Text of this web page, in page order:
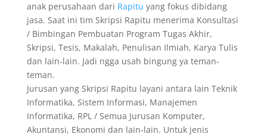
anak perusahaan dari Rapitu yang fokus dibidang
jasa. Saat ini tim Skripsi Rapitu menerima Konsultasi
/ Bimbingan Pembuatan Program Tugas Akhir,
Skripsi, Tesis, Makalah, Penulisan Ilmiah, Karya Tulis
dan lain-lain. Jadi ngga usah bingung ya teman-
teman.
Jurusan yang Skripsi Rapitu layani antara lain Teknik
Informatika, Sistem Informasi, Manajemen
Informatika, RPL / Semua Jurusan Komputer,
Akuntansi, Ekonomi dan lain-lain. Untuk jenis